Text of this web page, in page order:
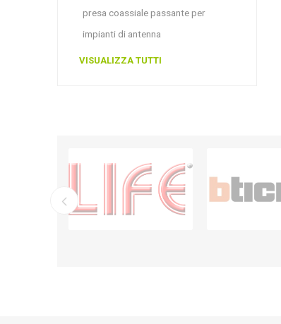
presa coassiale passante per
impianti di antenna
VISUALIZZA TUTTI